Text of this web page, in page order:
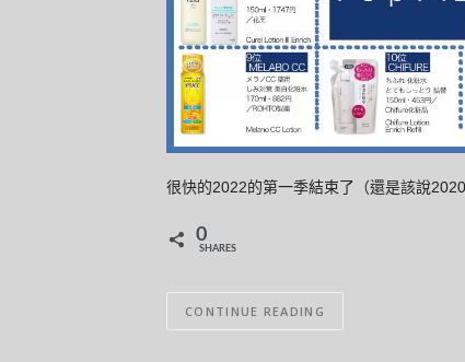
很快的2022的第一季結束了（還是該說
0
SHARES
CONTINUE READING